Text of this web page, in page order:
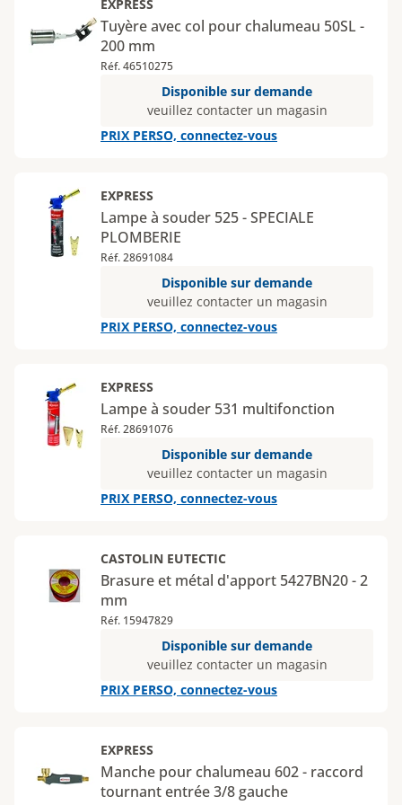
EXPRESS
Tuyère avec col pour chalumeau 50SL -
200 mm
Réf. 46510275
Disponible sur demande
veuillez contacter un magasin
PRIX PERSO, connectez-vous
EXPRESS
Lampe à souder 525 - SPECIALE
PLOMBERIE
Réf. 28691084
Disponible sur demande
veuillez contacter un magasin
PRIX PERSO, connectez-vous
EXPRESS
Lampe à souder 531 multifonction
Réf. 28691076
Disponible sur demande
veuillez contacter un magasin
PRIX PERSO, connectez-vous
CASTOLIN EUTECTIC
Brasure et métal d'apport 5427BN20 - 2
mm
Réf. 15947829
Disponible sur demande
veuillez contacter un magasin
PRIX PERSO, connectez-vous
EXPRESS
Manche pour chalumeau 602 - raccord
tournant entrée 3/8 gauche